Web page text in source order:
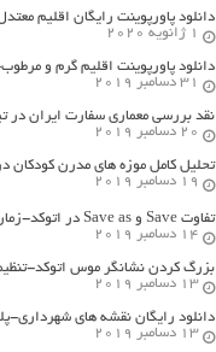
دانلود پاورپوینت رایگان اقلیم
1 ژانویه 2020
دانلود پاورپوینت اقلیم گرم و
31 دسامبر 2019
نقد بررسی معماری سفارت ایران در
20 دسامبر 2019
تحلیل کامل موزه های مدرن کودکان
19 دسامبر 2019
تفاوت Save و Save as در اتوکد-زمان autocad Save as
14 دسامبر 2019
بزرگ کردن نشانگر موس اتوکد-
13 دسامبر 2019
دانلود رایگان نقشه های شهرداری-
13 دسامبر 2019